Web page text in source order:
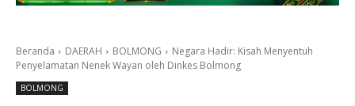
Beranda DAERAH BOLMONG
Negara Hadir: Kisah Menyentuh
Penyelamatan Nenek Wayan oleh Dinkes Bolmong
BOLMONG